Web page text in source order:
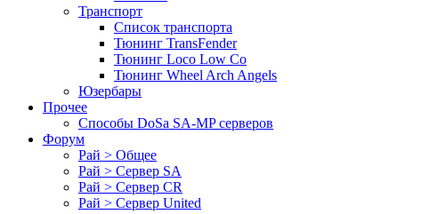
Транспорт
Список транспорта
Тюнинг TransFender
Тюнинг Loco Low Co
Тюнинг Wheel Arch Angels
Юзербары
Прочее
Cпособы DoSа SA-MP серверов
Форум
Рай > Общее
Рай > Сервер SA
Рай > Сервер CR
Рай > Сервер United